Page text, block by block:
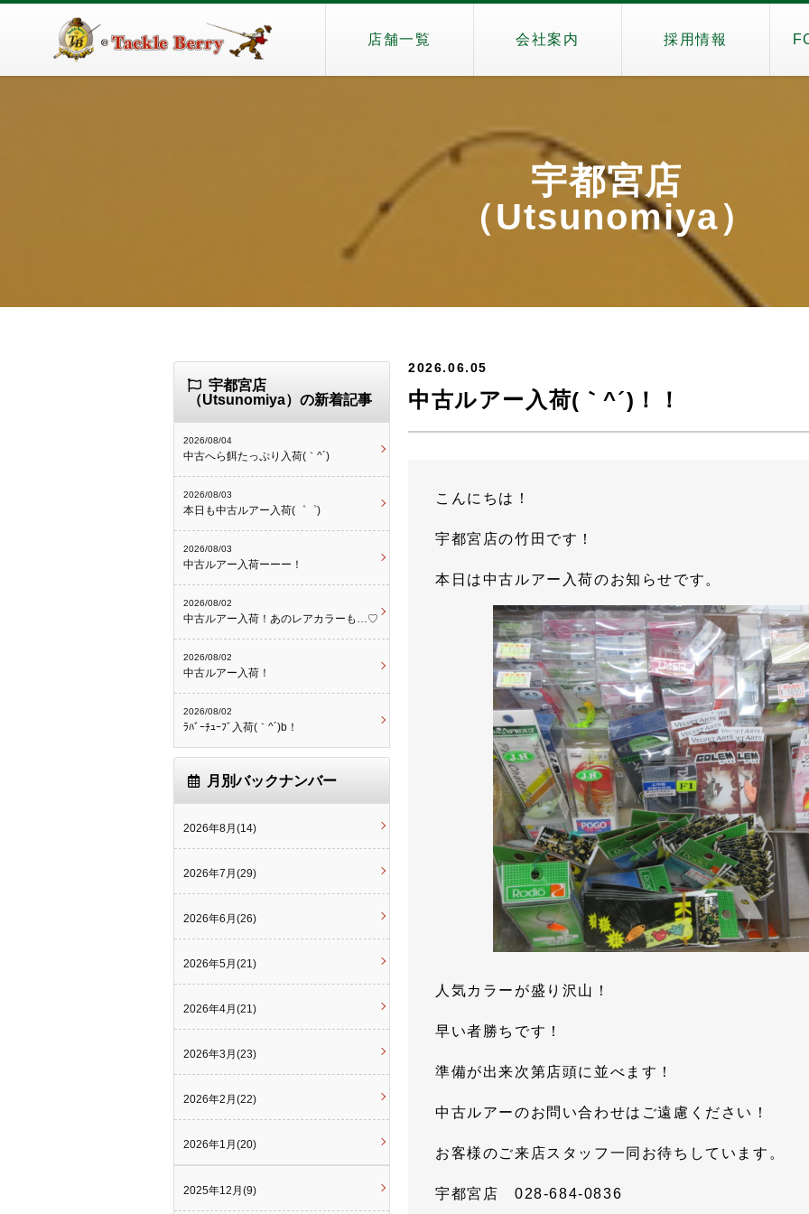
店舗一覧 会社案内 採用情報
宇都宮店
（Utsunomiya）
2026.06.05
中古ルアー入荷(｀^´)！！
こんにちは！
宇都宮店の竹田です！
本日は中古ルアー入荷のお知らせです。
人気カラーが盛り沢山！
早い者勝ちです！
準備が出来次第店頭に並べます！
中古ルアーのお問い合わせはご遠慮ください！
お客様のご来店スタッフ一同お待ちしています。
宇都宮店 028-684-0836
宇都宮店
（Utsunomiya）の新着記事
2026/08/04
中古へら餌たっぷり入荷(｀^´)
2026/08/03
本日も中古ルアー入荷(゜゜)
2026/08/03
中古ルアー入荷ーーー！
2026/08/02
中古ルアー入荷！あのレアカラーも…♡
2026/08/02
中古ルアー入荷！
2026/08/02
ﾗﾊﾞｰﾁｭｰﾌﾞ入荷(｀^´)b！
月別バックナンバー
2026年8月(14)
2026年7月(29)
2026年6月(26)
2026年5月(21)
2026年4月(21)
2026年3月(23)
2026年2月(22)
2026年1月(20)
2025年12月(9)